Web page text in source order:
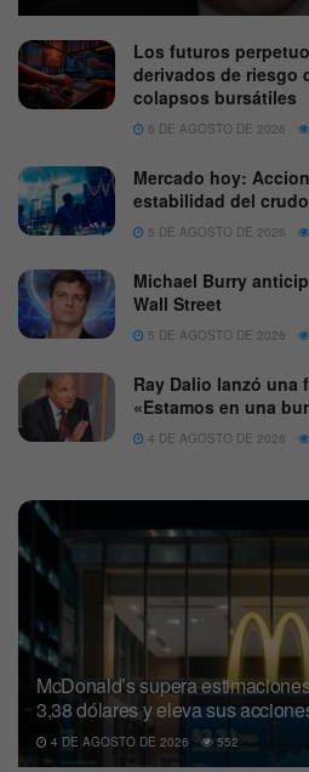
Los futuros
derivados de riesgo
colapsos bursátiles
6 DE AGOSTO DE 2026
Mercado hoy:
estabilidad del crudo
5 DE AGOSTO DE 2026
Michael Burry
Wall Street
5 DE AGOSTO DE 2026
Ray Dalio lanzó una
«Estamos en una
4 DE AGOSTO DE 2026
McDonald’s supera
3,38 dólares y eleva sus
4 DE AGOSTO DE 2026 552